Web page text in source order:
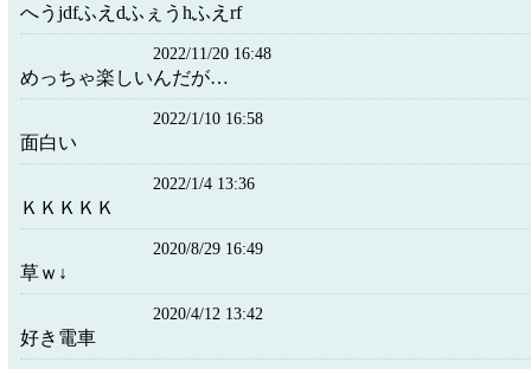
へうjdfふえdふぇうhふえrf
2022/11/20 16:48
めっちゃ楽しいんだが…
2022/1/10 16:58
面白い
2022/1/4 13:36
ＫＫＫＫＫ
2020/8/29 16:49
草ｗ↓
2020/4/12 13:42
好き電車